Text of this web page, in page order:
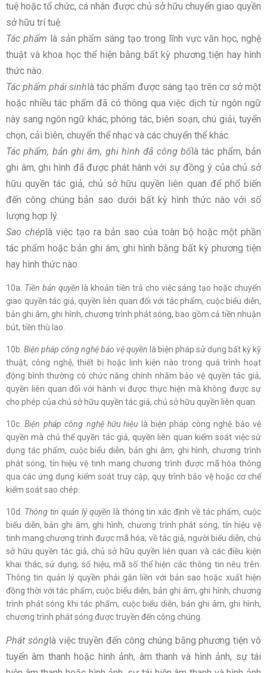
tuệ hoặc tổ chức, cá nhân được chủ sở hữu chuyển giao quyền
sở hữu trí tuệ.
Tác phẩm là sản phẩm sáng tạo trong lĩnh vực văn học, nghệ
thuật và khoa học thể hiện bằng bất kỳ phương tiện hay hình
thức nào.
Tác phẩm phái sinhlà tác phẩm được sáng tạo trên cơ sở một
hoặc nhiều tác phẩm đã có thông qua việc dịch từ ngôn ngữ
này sang ngôn ngữ khác, phóng tác, biên soạn, chú giải, tuyển
chọn, cải biên, chuyển thể nhạc và các chuyển thể khác.
Tác phẩm, bản ghi âm, ghi hình đã công bốlà tác phẩm, bản
ghi âm, ghi hình đã được phát hành với sự đồng ý của chủ sở
hữu quyền tác giả, chủ sở hữu quyền liên quan để phổ biến
đến công chúng bản sao dưới bất kỳ hình thức nào với số
lượng hợp lý.
Sao chéplà việc tạo ra bản sao của toàn bộ hoặc một phần
tác phẩm hoặc bản ghi âm, ghi hình bằng bất kỳ phương tiện
hay hình thức nào.
10a. Tiền bản quyền là khoản tiền trả cho việc sáng tạo hoặc chuyển
giao quyền tác giả, quyền liên quan đối với tác phẩm, cuộc biểu diễn,
bản ghi âm, ghi hình, chương trình phát sóng, bao gồm cả tiền nhuận
bút, tiền thù lao.
10b. Biện pháp công nghệ bảo vệ quyền là biện pháp sử dụng bất kỳ kỹ
thuật, công nghệ, thiết bị hoặc linh kiện nào trong quá trình hoạt
động bình thường có chức năng chính nhằm bảo vệ quyền tác giả,
quyền liên quan đối với hành vi được thực hiện mà không được sự
cho phép của chủ sở hữu quyền tác giả, chủ sở hữu quyền liên quan.
10c.Biện pháp công nghệ hữu hiệu là biện pháp công nghệ bảo vệ
quyền mà chủ thể quyền tác giả, quyền liên quan kiểm soát việc sử
dụng tác phẩm, cuộc biểu diễn, bản ghi âm, ghi hình, chương trình
phát sóng, tín hiệu vệ tinh mang chương trình được mã hóa thông
qua các ứng dụng kiểm soát truy cập, quy trình bảo vệ hoặc cơ chế
kiểm soát sao chép.
10d. Thông tin quản lý quyền là thông tin xác định về tác phẩm, cuộc
biểu diễn, bản ghi âm, ghi hình, chương trình phát sóng, tín hiệu vệ
tinh mang chương trình được mã hóa; về tác giả, người biểu diễn, chủ
sở hữu quyền tác giả, chủ sở hữu quyền liên quan và các điều kiện
khai thác, sử dụng; số hiệu, mã số thể hiện các thông tin nêu trên.
Thông tin quản lý quyền phải gắn liền với bản sao hoặc xuất hiện
đồng thời với tác phẩm, cuộc biểu diễn, bản ghi âm, ghi hình, chương
trình phát sóng khi tác phẩm, cuộc biểu diễn, bản ghi âm, ghi hình,
chương trình phát sóng được truyền đến công chúng.
Phát sónglà việc truyền đến công chúng bằng phương tiện vô
tuyến âm thanh hoặc hình ảnh, âm thanh và hình ảnh, sự tái